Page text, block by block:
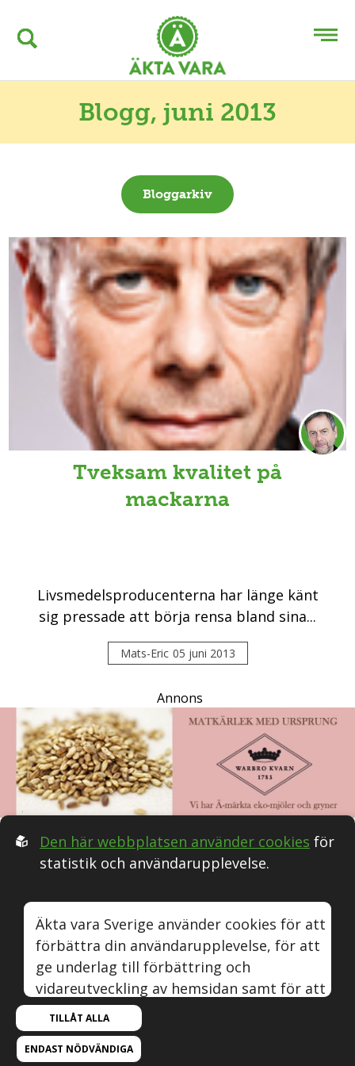
Blogg, juni 2013
Bloggarkiv
Tveksam kvalitet på
mackarna
Livsmedelsproducenterna har länge känt
sig pressade att börja rensa bland sina...
Mats-Eric 05 juni 2013
Annons
Följ oss i Sociala medier:
Äkta varaNaturvinInstagramYoutube
© Äkta vara Sverige.
Om webbplatsen, cookies och GDPR.
Om Äkta vara.Byggd med kärlek av
Den här webbplatsen använder cookies för
statistik och användarupplevelse.
Äkta vara Sverige använder cookies för att
förbättra din användarupplevelse, för att
ge underlag till förbättring och
vidareutveckling av hemsidan samt för att
kunna rikta mer relevanta erbjudanden till
dig.
ENDAST NÖDVÄNDIGA
TILLÅT ALLA